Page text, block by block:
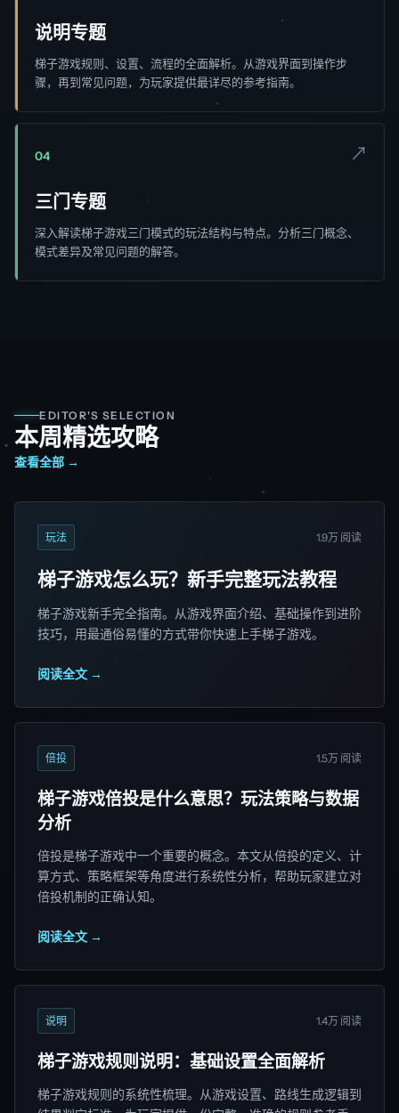
说明专题
梯子游戏规则、设置、流程的全面解析。从游戏界面到操作步
骤，再到常见问题，为玩家提供最详尽的参考指南。
04 ↗
三门专题
深入解读梯子游戏三门模式的玩法结构与特点。分析三门概念、
模式差异及常见问题的解答。
EDITOR'S SELECTION
本周精选攻略
查看全部 →
玩法 1.9万 阅读
梯子游戏怎么玩？新手完整玩法教程
梯子游戏新手完全指南。从游戏界面介绍、基础操作到进阶
技巧，用最通俗易懂的方式带你快速上手梯子游戏。
阅读全文 →
倍投 1.5万 阅读
梯子游戏倍投是什么意思？玩法策略与数据
分析
倍投是梯子游戏中一个重要的概念。本文从倍投的定义、计
算方式、策略框架等角度进行系统性分析，帮助玩家建立对
倍投机制的正确认知。
阅读全文 →
说明 1.4万 阅读
梯子游戏规则说明：基础设置全面解析
梯子游戏规则的系统性梳理。从游戏设置、路线生成逻辑到